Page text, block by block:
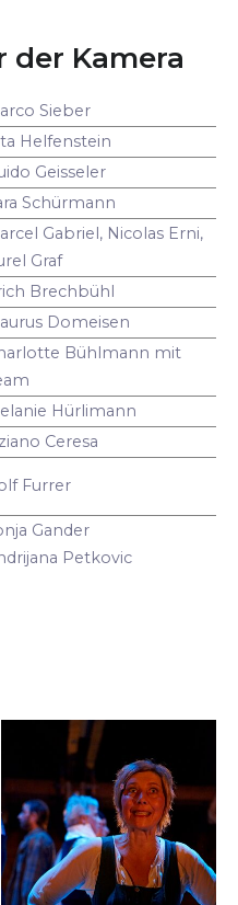
der Kamera
Sieber
Helfenstein
Geisseler
Schürmann
Gabriel, Nicolas Erni,
Graf
Brechbühl
Domeisen
Bühlmann mit
Hürlimann
Ceresa
Furrer
Gander
Petkovic